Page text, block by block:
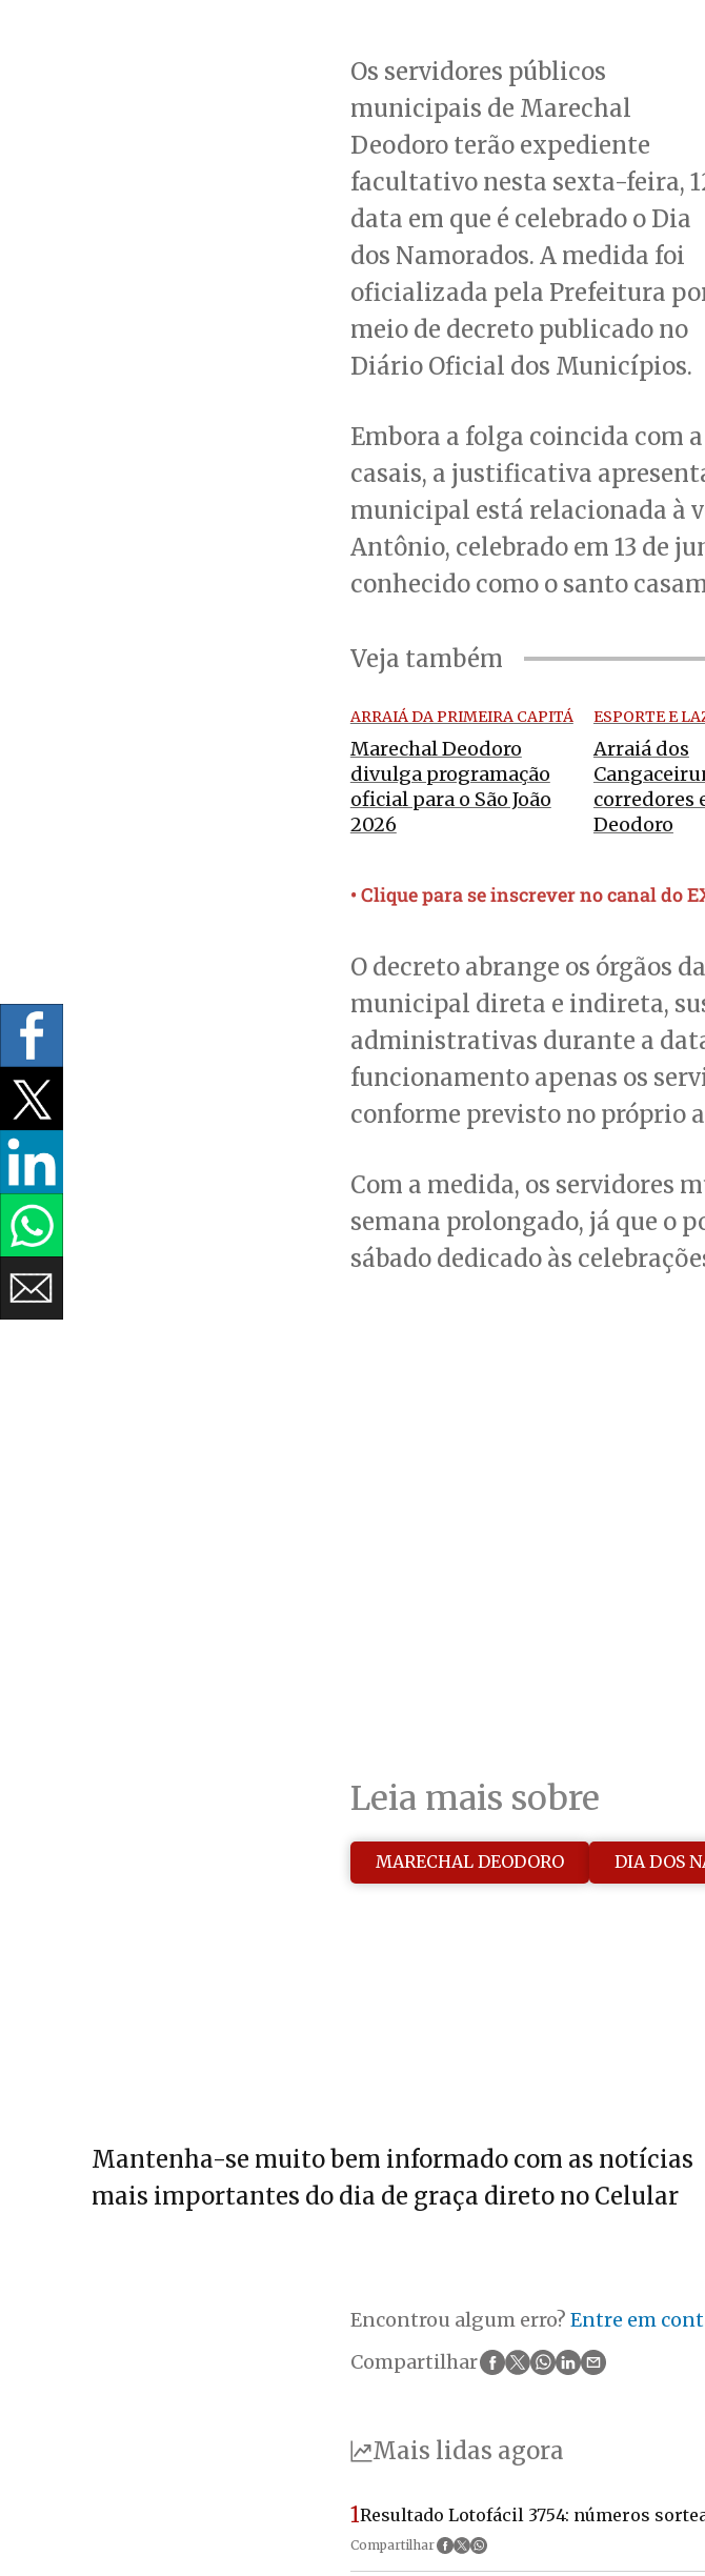
Os servidores públicos
municipais de Marechal
Deodoro terão expediente
facultativo nesta sexta-feira,
data em que é celebrado o Dia
dos Namorados. A medida foi
oficializada pela Prefeitura
meio de decreto publicado no
Diário Oficial dos Municípios.
Embora a folga coincida com
casais, a justificativa
municipal está relacionada à
Antônio, celebrado em 13 de
conhecido como o santo
Veja também
ARRAIÁ DA PRIMEIRA CAPITÁ
Marechal Deodoro
divulga programação
oficial para o São João
2026
ESPORTE E
Arraiá dos
corredores
Deodoro
• Clique para se inscrever no canal do
O decreto abrange os órgãos
municipal direta e indireta,
administrativas durante a
funcionamento apenas os
conforme previsto no próprio
Com a medida, os servidores
semana prolongado, já que o
sábado dedicado às
Leia mais sobre
MARECHAL DEODORO DIA DOS
Mantenha-se muito bem informado com as notícias
mais importantes do dia de graça direto no Celular
Encontrou algum erro? Entre em
Compartilhar
Mais lidas agora
1Resultado Lotofácil 3754: números
Compartilhar